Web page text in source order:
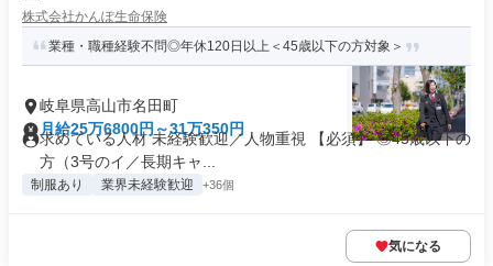
株式会社かんぽ生命保険
業種・職種経験不問◎年休120日以上＜45歳以下の方対象＞
岐阜県高山市名田町
月給25万6800円～31万350円
求めている人材 未経験歓迎／人物重視 【必須】 ◎45歳以下の
方（3号のイ／長期キャ...
制服あり 業界未経験歓迎 +36個
気になる